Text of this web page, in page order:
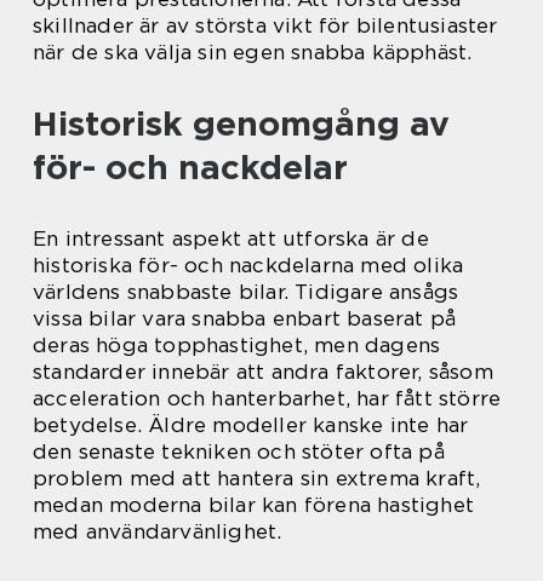
skillnader är av största vikt för bilentusiaster
när de ska välja sin egen snabba käpphäst.
Historisk genomgång av
för- och nackdelar
En intressant aspekt att utforska är de
historiska för- och nackdelarna med olika
världens snabbaste bilar. Tidigare ansågs
vissa bilar vara snabba enbart baserat på
deras höga topphastighet, men dagens
standarder innebär att andra faktorer, såsom
acceleration och hanterbarhet, har fått större
betydelse. Äldre modeller kanske inte har
den senaste tekniken och stöter ofta på
problem med att hantera sin extrema kraft,
medan moderna bilar kan förena hastighet
med användarvänlighet.